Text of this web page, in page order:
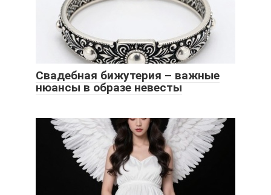
Свадебная бижутерия – важные
нюансы в образе невесты